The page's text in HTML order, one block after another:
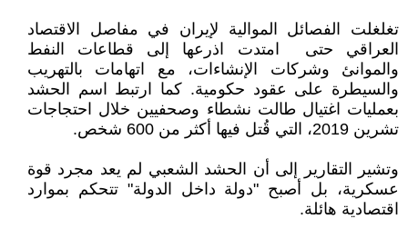
تغلغلت الفصائل الموالية لإيران في مفاصل الاقتصاد
العراقي حتى امتدت اذرعها إلى قطاعات النفط
والموانئ وشركات الإنشاءات، مع اتهامات بالتهريب
والسيطرة على عقود حكومية. كما ارتبط اسم الحشد
بعمليات اغتيال طالت نشطاء وصحفيين خلال احتجاجات
تشرين 2019، التي قُتل فيها أكثر من 600 شخص.
وتشير التقارير إلى أن الحشد الشعبي لم يعد مجرد قوة
عسكرية، بل أصبح "دولة داخل الدولة" تتحكم بموارد
اقتصادية هائلة.